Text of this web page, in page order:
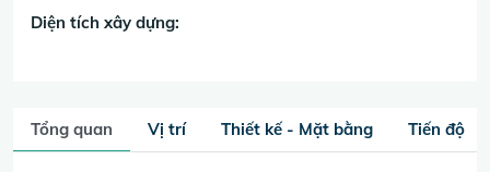
Diện tích xây dựng:
Tổng quan Vị trí Thiết kế - Mặt bằng Tiến độ